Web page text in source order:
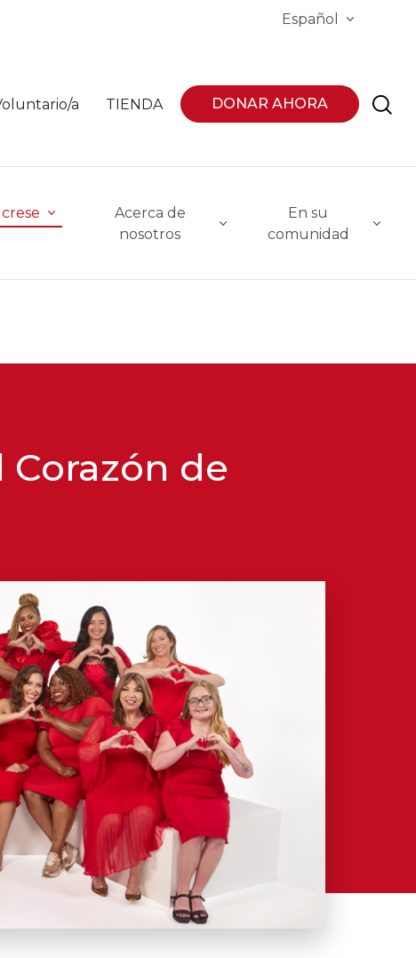
Español
a TIENDA DONAR AHORA
Acerca de
nosotros
En su
comunidad
Corazón de